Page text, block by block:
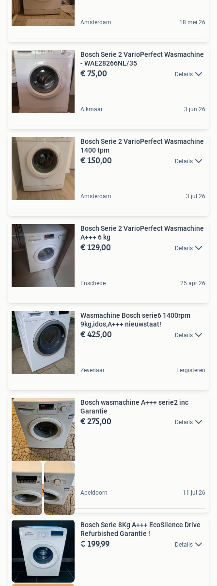
Amsterdam 18 mei 26
Bosch Serie 2 VarioPerfect Wasmachine
- WAE28266NL/35
€ 75,00 Details
Alkmaar 3 jun 26
Bosch Serie 2 VarioPerfect Wasmachine
1400 tpm
€ 150,00 Details
Amsterdam 3 jul 26
Bosch Serie 2 VarioPerfect Wasmachine
A+++ 6 kg
€ 129,00 Details
Enschede 25 apr 26
Wasmachine Bosch serie6 1400rpm
9kg,idos,A+++ nieuwstaat!
€ 425,00 Details
Zevenaar Eergisteren
met garantie
Bosch wasmachine A+++ serie2 inc
Garantie
€ 275,00 Details
Apeldoorn 11 jul 26
Bosch Serie 8Kg A+++ EcoSilence Drive
Refurbished Garantie !
€ 199,99 Details